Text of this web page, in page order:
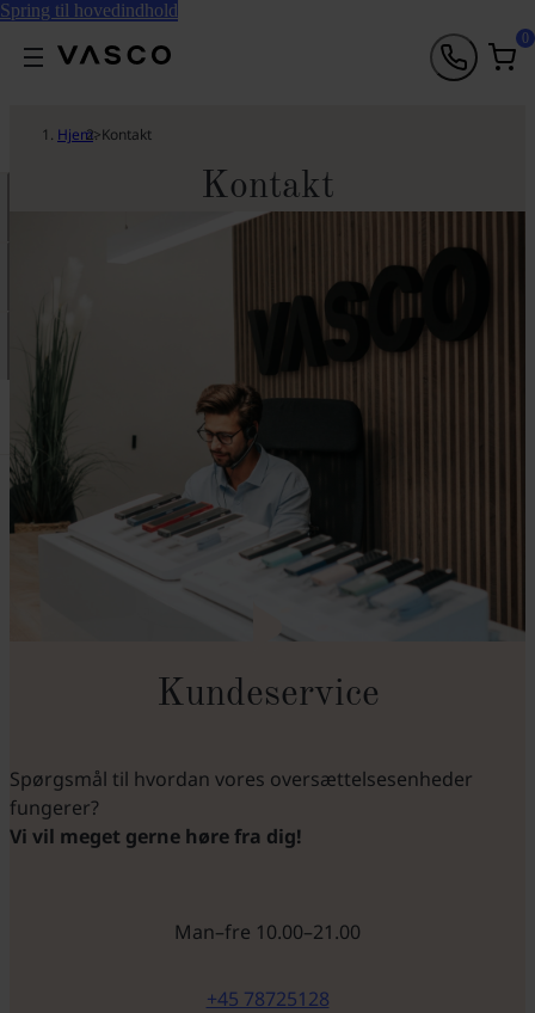
Spring til hovedindhold
0
Hjem>Kontakt
Kontakt
Kundeservice
Spørgsmål til hvordan vores oversættelsesenheder
fungerer?
Vi vil meget gerne høre fra dig!
Man–fre 10.00–21.00
+45 78725128